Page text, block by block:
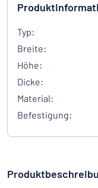
Typ:
Breite:
Höhe:
Dicke:
Material:
Befestigung: